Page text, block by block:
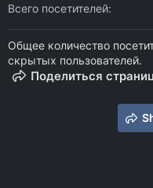
Всего посетителей
Общее количество
скрытых пользователей.
Поделиться